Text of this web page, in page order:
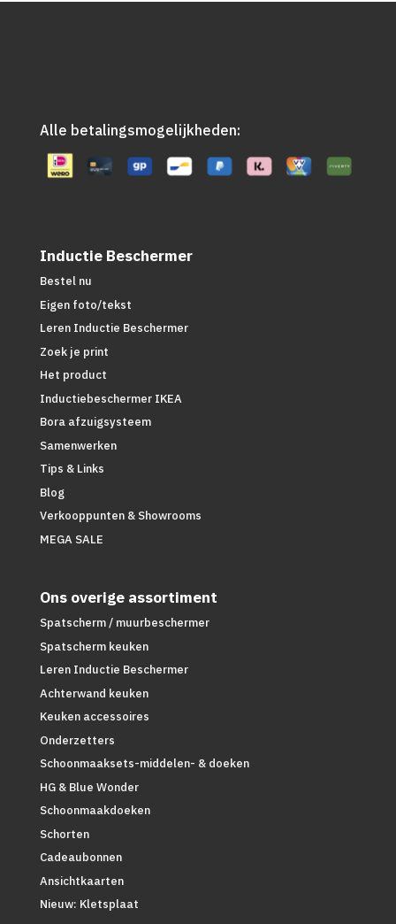
Alle betalingsmogelijkheden:
Inductie Beschermer
Bestel nu
Eigen foto/tekst
Leren Inductie Beschermer
Zoek je print
Het product
Inductiebeschermer IKEA
Bora afzuigsysteem
Samenwerken
Tips & Links
Blog
Verkooppunten & Showrooms
MEGA SALE
Ons overige assortiment
Spatscherm / muurbeschermer
Spatscherm keuken
Leren Inductie Beschermer
Achterwand keuken
Keuken accessoires
Onderzetters
Schoonmaaksets-middelen- & doeken
HG & Blue Wonder
Schoonmaakdoeken
Schorten
Cadeaubonnen
Ansichtkaarten
Nieuw: Kletsplaat